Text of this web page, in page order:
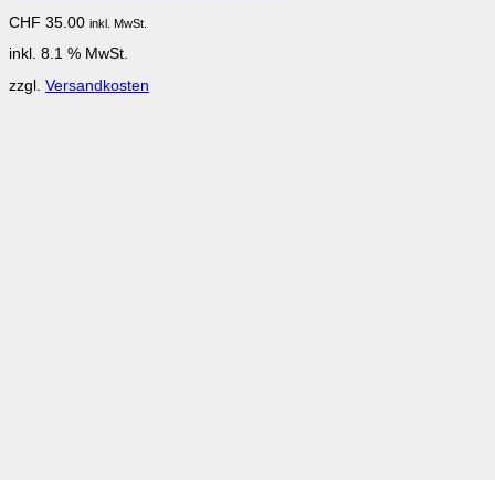
CHF 35.00 inkl. MwSt.
inkl. 8.1 % MwSt.
zzgl. Versandkosten